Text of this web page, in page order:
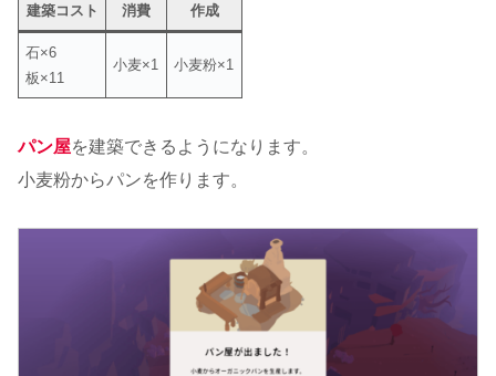
建築コスト 消費 作成
石×6
板×11
小麦×1 小麦粉×1
パン屋を建築できるようになります。
小麦粉からパンを作ります。